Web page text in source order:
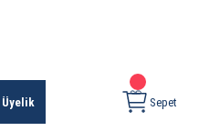
Üyelik Sepet